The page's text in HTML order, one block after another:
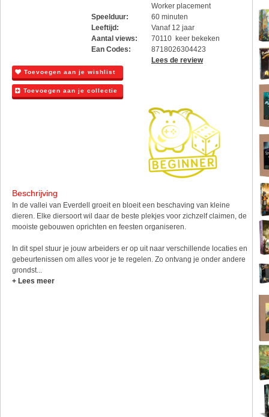
Worker placement
Speelduur:
60 minuten
Leeftijd:
Vanaf 12 jaar
Aantal views:
70110 keer bekeken
Ean Codes:
8718026304423
Lees de review
Toevoegen aan je wishlist
Toevoegen aan je collectie
Beschrijving
In de vallei van Everdell groeit en bloeit een beschaving van kleine
dieren. Elke diersoort wil daar de beste plekjes voor zichzelf claimen, de
mooiste gebouwen oprichten en feesten organiseren.
In dit spel stuur je jouw arbeiders er op uit naar verschillende locaties en
gebeurtenissen om alles voor je te regelen. Zo ontvang je onder andere
grondst...
+ Lees meer